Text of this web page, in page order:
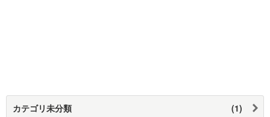
カテゴリ未分類 (1)